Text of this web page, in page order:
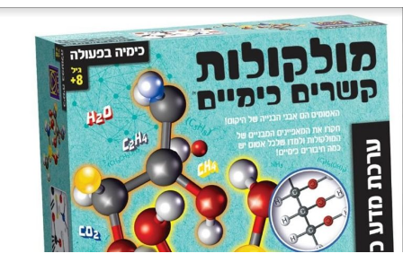
מכוניות. המשחק מלווה ילדים כבר עשרות יותר מ- 50 שנים,
והוא זוכה לפריחה מחודש בין היתר בזכות אפליקציות משחק
ותוספים חדשים